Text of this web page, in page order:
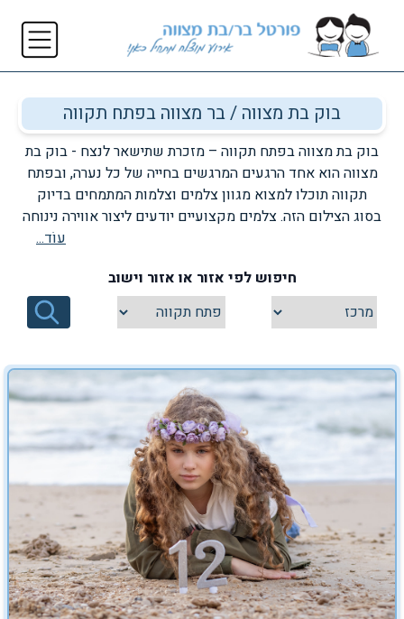
בוק בת מצווה / בר מצווה בפתח תקווה
בוק בת מצווה בפתח תקווה – מזכרת שתישאר לנצח - בוק בת
מצווה הוא אחד הרגעים המרגשים בחייה של כל נערה, ובפתח
תקווה תוכלו למצוא מגוון צלמים וצלמות המתמחים בדיוק
בסוג הצילום הזה. צלמים מקצועיים יודעים ליצור אווירה נינוחה
וקלילה, להדריך פוזות בצורה טבעית ולהוציא מכל ילדה את
מעוצבים וגם לוקיישני חוץ יפים במיוחד, המשלבים אור טבעי
ורקע מושלם לתמונות. רוב הצלמים מציעים מספר חבילות
הכוללות צילום בסטודיו או בטבע, החלפת תלבושות, איפור
רגישה ומעצימה שהופכת את יום הצילומים לבלתי נשכח –
ומתועדת בתמונות מרהיבות שאפשר לשמור ולהציג בגאווה.
עוֹד...
חיפוש לפי אזור או אזור וישוב